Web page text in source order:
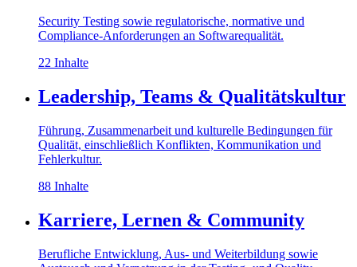
Security Testing sowie regulatorische, normative und
Compliance-Anforderungen an Softwarequalität.
22 Inhalte
Leadership, Teams & Qualitätskultur
Führung, Zusammenarbeit und kulturelle Bedingungen für
Qualität, einschließlich Konflikten, Kommunikation und
Fehlerkultur.
88 Inhalte
Karriere, Lernen & Community
Berufliche Entwicklung, Aus- und Weiterbildung sowie